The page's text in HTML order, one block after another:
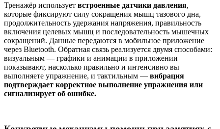
Тренажёр использует встроенные датчики давления,
которые фиксируют силу сокращения мышц тазового дна,
продолжительность удержания напряжения, правильность
включения целевых мышц и последовательность мышечных
сокращений. Данные передаются в мобильное приложение
через Bluetooth. Обратная связь реализуется двумя способами:
визуальным — графики и анимации в приложении
показывают, насколько правильно и интенсивно вы
выполняете упражнение, и тактильным — вибрация
подтверждает корректное выполнение упражнения или
сигнализирует об ошибке.